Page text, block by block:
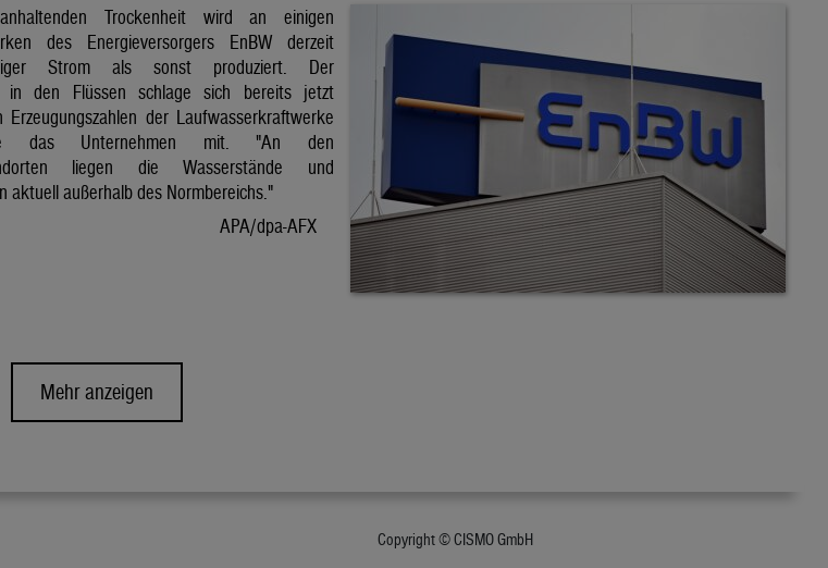
Trockenheit wird an einigen
des Energieversorgers EnBW derzeit
Strom als sonst produziert. Der
in den Flüssen schlage sich bereits jetzt
der Laufwasserkraftwerke
das Unternehmen mit. "An den
liegen die Wasserstände und
aktuell außerhalb des Normbereichs."
APA/dpa-AFX
Mehr anzeigen
Copyright © CISMO GmbH